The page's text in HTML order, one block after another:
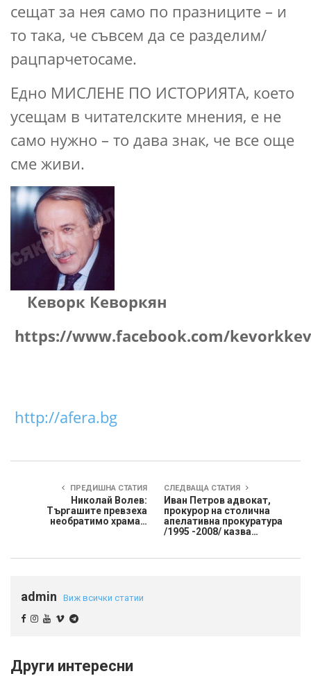
сещат за нея само по празниците – и
то така, че съвсем да се разделим/
рацпарчетосаме.
Едно МИСЛЕНЕ ПО ИСТОРИЯТА, което
усещам в читателските мнения, е не
само нужно – то дава знак, че все още
сме живи.
Кеворк Кеворкян
https://www.facebook.com/
http://afera.bg
ПРЕДИШНА СТАТИЯ
Николай Волев:
Търгашите превзеха
необратимо храма…
СЛЕДВАЩА СТАТИЯ
Иван Петров адвокат,
прокурор на столична
апелативна прокуратура
/1995 -2008/ казва…
admin Виж всички статии
Други интересни